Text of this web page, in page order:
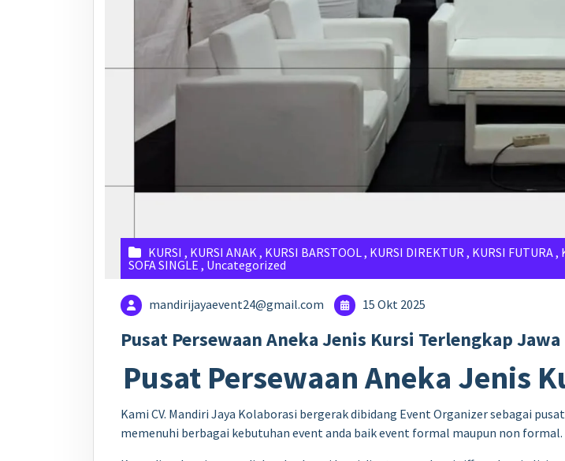
KURSI , KURSI ANAK, KURSI BARSTOOL, KURSI DIREKTUR, KURSI FUTURA,
SOFA SINGLE , Uncategorized
mandirijayaevent24@gmail.com 15 Okt 2025
Pusat Persewaan Aneka Jenis Kursi Terlengkap
Pusat Persewaan Aneka Jenis
Kami CV. Mandiri Jaya Kolaborasi bergerak dibidang Event Organizer sebagai
memenuhi berbagai kebutuhan event anda baik event formal maupun non formal.